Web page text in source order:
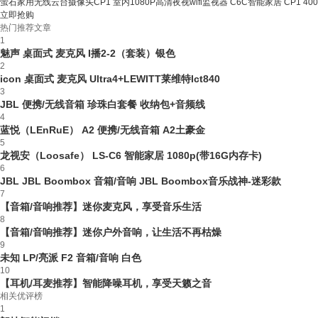
萤石家用无线云台摄像头CP1 室内1080P高清夜视wifi监视器 C6C智能家居 CP1
立即抢购
热门推荐文章
1
魅声 桌面式 麦克风 I播2-2（套装）银色
2
icon 桌面式 麦克风 Ultra4+LEWITT莱维特lct840
3
JBL 便携/无线音箱 珍珠白套餐 收纳包+音频线
4
蓝悦（LEnRuE） A2 便携/无线音箱 A2土豪金
5
龙视安（Loosafe） LS-C6 智能家居 1080p(带16G内存卡)
6
JBL JBL Boombox 音箱/音响 JBL Boombox音乐战神-迷彩款
7
【音箱/音响推荐】迷你麦克风，享受音乐生活
8
【音箱/音响推荐】迷你户外音响，让生活不再枯燥
9
未知 LP/亮派 F2 音箱/音响 白色
10
【耳机/耳麦推荐】智能降噪耳机，享受天籁之音
相关优评榜
1